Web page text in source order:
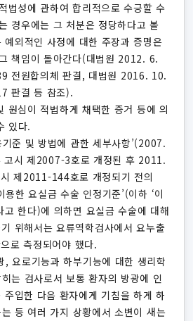
법성에 관하여 합리적으로 수긍할 수
경우에는 그 처분은 정당하다고 볼
외적인 사정에 대한 주장과 증명은
책임이 돌아간다(대법원 2012. 6.
전원합의체 판결, 대법원 2016. 10.
판결 등 참조).
원심이 적법하게 채택한 증거 등에 의
있다.
준 및 방법에 관한 세부사항’(2007.
고시 제2007-3호로 개정된 후 2011.
제2011-144호로 개정되기 전의
한 요실금 수술 인정기준’(이하 ‘이
고 한다)에 의하면 요실금 수술에 대해
위해서는 요류역학검사에서 요누출
로 측정되어야 했다.
요로기능과 하부기능에 대한 생리학
는 검사로서 보통 환자의 방광에 인
주입한 다음 환자에게 기침을 하게 하
등 여러 가지 상황에서 소변이 새는